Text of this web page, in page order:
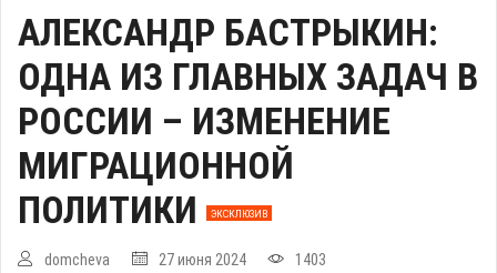
АЛЕКСАНДР БАСТРЫКИН:
ОДНА ИЗ ГЛАВНЫХ ЗАДАЧ В
РОССИИ – ИЗМЕНЕНИЕ
МИГРАЦИОННОЙ
ПОЛИТИКИ
ЭКСКЛЮЗИВ
domcheva 27 июня 2024
1403